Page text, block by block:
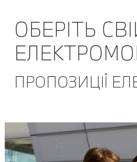
ОБЕРІТЬ
ПРОПОЗИЦІЇ